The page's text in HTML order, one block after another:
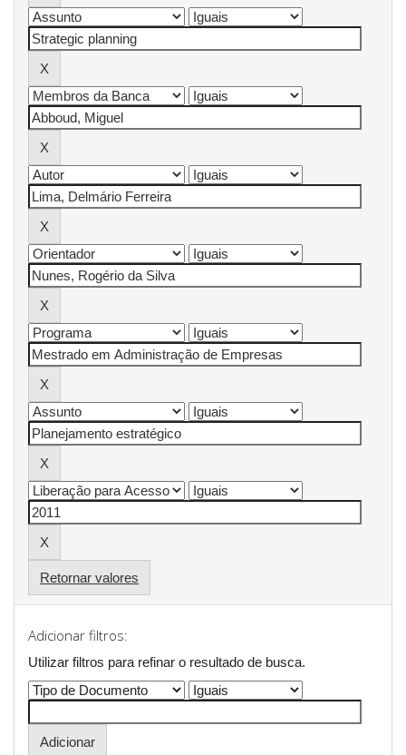
Retornar valores
Adicionar filtros:
Utilizar filtros para refinar o resultado de busca.